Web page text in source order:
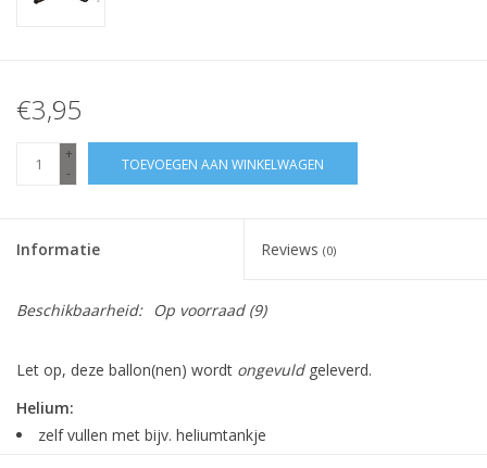
€3,95
+
-
TOEVOEGEN AAN WINKELWAGEN
Informatie Reviews (0)
Beschikbaarheid: Op voorraad(9)
Let op, deze ballon(nen) wordt ongevuldgeleverd.
Helium:
zelf vullen met bijv. heliumtankje